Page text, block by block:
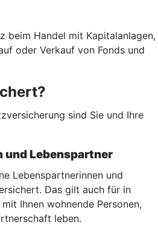
beim Handel mit Kapitalanlagen,
oder Verkauf von Fonds und
sind Sie und Ihre
und Lebenspartner
Lebenspartnerinnen und
Das gilt auch für in
Ihnen wohnende Personen,
leben.